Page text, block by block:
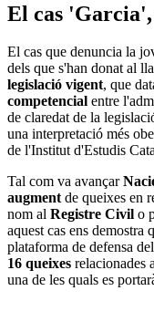
El cas
El cas que denuncia la
dels que s'han donat al
legislació vigent, que
competencial entre
de claredat de la
una interpretació més
de l'Institut d'Estudis
Tal com va avançar
augmentde queixes en
nom al Registre Civil o
aquest cas ens demostra
plataforma de defensa
16 queixes relacionades
una de les quals es